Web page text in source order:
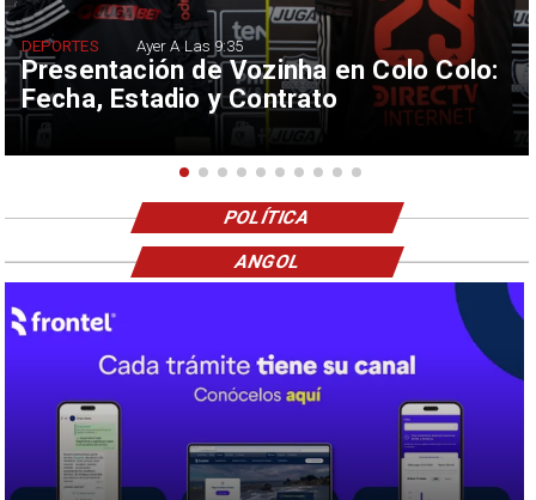
Presentación de Vozinha en Colo Colo:
Fecha, Estadio y Contrato
DEPORTES Ayer A Las 9:35
POLÍTICA
ANGOL